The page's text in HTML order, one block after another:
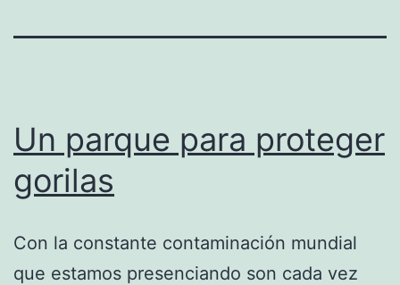
Un parque para proteger
gorilas
Con la constante contaminación mundial
que estamos presenciando son cada vez